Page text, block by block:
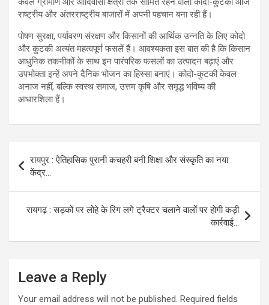
राष्ट्रीय और अंतरराष्ट्रीय बाजारों में अपनी पहचान बना रही हैं।
पोषण सुरक्षा, पर्यावरण संरक्षण और किसानों की आर्थिक उन्नति के लिए कोदो
और कुटकी अत्यंत महत्वपूर्ण फसलें हैं। आवश्यकता इस बात की है कि किसान
आधुनिक तकनीकों के साथ इन पारंपरिक फसलों का उत्पादन बढ़ाएं और
उपभोक्ता इन्हें अपने दैनिक भोजन का हिस्सा बनाएं। कोदो-कुटकी केवल
अनाज नहीं, बल्कि स्वस्थ समाज, उत्तम कृषि और समृद्ध भविष्य की
आधारशिला हैं।
navigation
रायपुर : ऐतिहासिक पुरानी कचहरी बनी शिक्षा और संस्कृति का नया
केंद्र…
रायगढ़ : सड़कों पर लोहे के रिंग लगे ट्रैक्टर चलाने वालों पर होगी कड़ी
कार्रवाई…
Leave a Reply
Your email address will not be published. Required fields